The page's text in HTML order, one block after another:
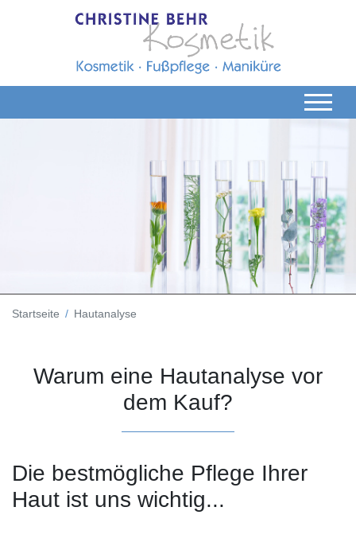
Startseite Hautanalyse
Warum eine Hautanalyse vor
dem Kauf?
Die bestmögliche Pflege Ihrer
Haut ist uns wichtig...